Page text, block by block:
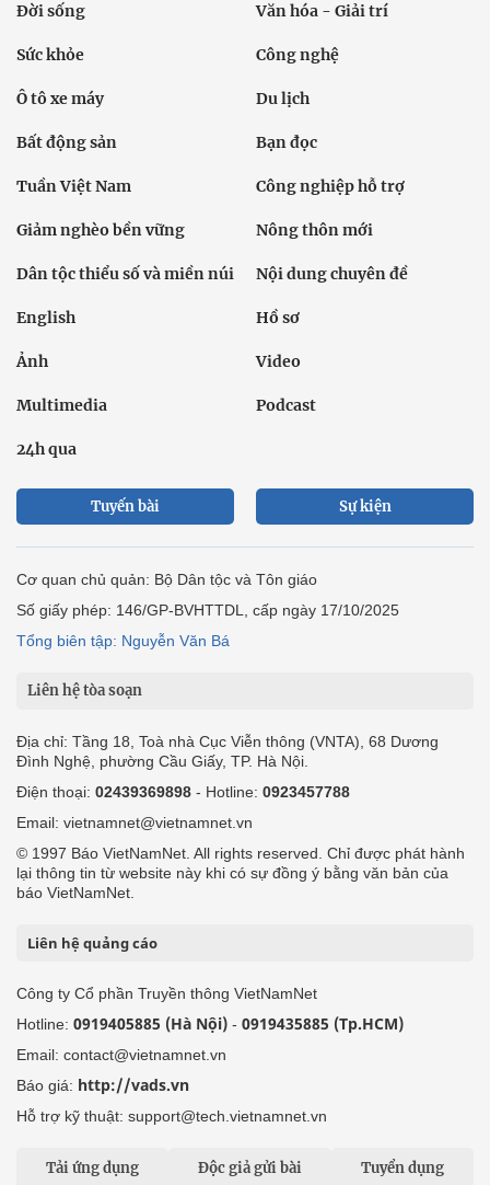
Đời sống Văn hóa - Giải trí
Sức khỏe Công nghệ
Ô tô xe máy Du lịch
Bất động sản Bạn đọc
Tuần Việt Nam Công nghiệp hỗ trợ
Giảm nghèo bền vững Nông thôn mới
Dân tộc thiểu số và miền núi Nội dung chuyên đề
English Hồ sơ
Ảnh Video
Multimedia Podcast
24h qua
Tuyến bài Sự kiện
Cơ quan chủ quản: Bộ Dân tộc và Tôn giáo
Số giấy phép: 146/GP-BVHTTDL, cấp ngày 17/10/2025
Tổng biên tập: Nguyễn Văn Bá
Liên hệ tòa soạn
Địa chỉ: Tầng 18, Toà nhà Cục Viễn thông (VNTA), 68 Dương
Đình Nghệ, phường Cầu Giấy, TP. Hà Nội.
Điện thoại: 02439369898 - Hotline: 0923457788
Email: vietnamnet@vietnamnet.vn
© 1997 Báo VietNamNet. All rights reserved. Chỉ được phát hành
lại thông tin từ website này khi có sự đồng ý bằng văn bản của
báo VietNamNet.
Liên hệ quảng cáo
Công ty Cổ phần Truyền thông VietNamNet
Hotline: 0919405885 (Hà Nội) - 0919435885 (Tp.HCM)
Email: contact@vietnamnet.vn
Báo giá: http://vads.vn
Hỗ trợ kỹ thuật: support@tech.vietnamnet.vn
Tải ứng dụng Độc giả gửi bài Tuyển dụng